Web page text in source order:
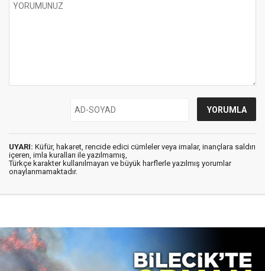
UYARI: Küfür, hakaret, rencide edici cümleler veya imalar, inançlara saldırı
içeren, imla kuralları ile yazılmamış,
Türkçe karakter kullanılmayan ve büyük harflerle yazılmış yorumlar
onaylanmamaktadır.